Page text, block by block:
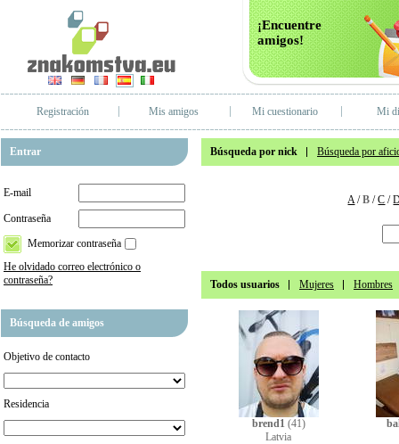
¡Encuentre
amigos!
Registración Mis amigos Mi cuestionario Mi
Entrar
E-mail
Contraseña
Memorizar contraseña
He olvidado correo electrónico o
contraseña?
Búsqueda de amigos
Objetivo de contacto
Residencia
Búsqueda por nick Búsqueda por
A/B /C /
Todos usuarios Mujeres Hombres
brend1 (41)
Latvia